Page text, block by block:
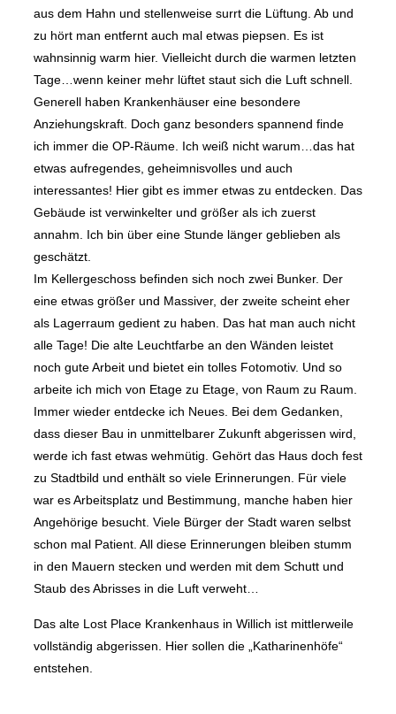
aus dem Hahn und stellenweise surrt die Lüftung. Ab und
zu hört man entfernt auch mal etwas piepsen. Es ist
wahnsinnig warm hier. Vielleicht durch die warmen letzten
Tage…wenn keiner mehr lüftet staut sich die Luft schnell.
Generell haben Krankenhäuser eine besondere
Anziehungskraft. Doch ganz besonders spannend finde
ich immer die OP-Räume. Ich weiß nicht warum…das hat
etwas aufregendes, geheimnisvolles und auch
interessantes! Hier gibt es immer etwas zu entdecken. Das
Gebäude ist verwinkelter und größer als ich zuerst
annahm. Ich bin über eine Stunde länger geblieben als
geschätzt.
Im Kellergeschoss befinden sich noch zwei Bunker. Der
eine etwas größer und Massiver, der zweite scheint eher
als Lagerraum gedient zu haben. Das hat man auch nicht
alle Tage! Die alte Leuchtfarbe an den Wänden leistet
noch gute Arbeit und bietet ein tolles Fotomotiv. Und so
arbeite ich mich von Etage zu Etage, von Raum zu Raum.
Immer wieder entdecke ich Neues. Bei dem Gedanken,
dass dieser Bau in unmittelbarer Zukunft abgerissen wird,
werde ich fast etwas wehmütig. Gehört das Haus doch fest
zu Stadtbild und enthält so viele Erinnerungen. Für viele
war es Arbeitsplatz und Bestimmung, manche haben hier
Angehörige besucht. Viele Bürger der Stadt waren selbst
schon mal Patient. All diese Erinnerungen bleiben stumm
in den Mauern stecken und werden mit dem Schutt und
Staub des Abrisses in die Luft verweht…
Das alte Lost Place Krankenhaus in Willich ist mittlerweile
vollständig abgerissen. Hier sollen die „Katharinenhöfe“
entstehen.